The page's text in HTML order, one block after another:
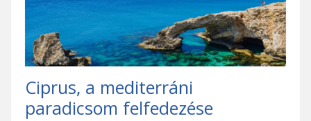
Ciprus, a mediterráni
paradicsom felfedezése